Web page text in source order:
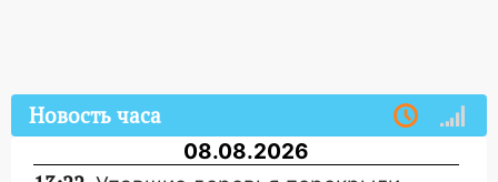
Новость часа
08.08.2026